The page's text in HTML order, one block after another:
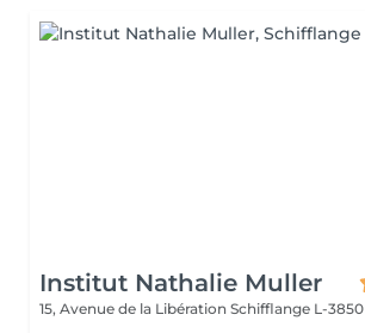
Institut Nathalie Muller
15, Avenue de la Libération Schifflange L-3850